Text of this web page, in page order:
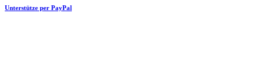
Unterstütze per PayPal